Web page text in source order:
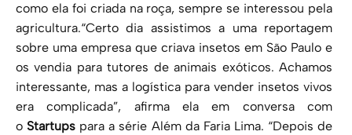
como ela foi criada na roça, sempre se interessou pela
agricultura.“Certo dia assistimos a uma reportagem
sobre uma empresa que criava insetos em São Paulo e
os vendia para tutores de animais exóticos. Achamos
interessante, mas a logística para vender insetos vivos
era complicada”, afirma ela em conversa com
o Startups para a série Além da Faria Lima. “Depois de